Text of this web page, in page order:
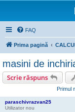
FAQ
Prima pagină
masini de
Scrie răspuns
Primul
paraschivrazvan25
Utilizator nou